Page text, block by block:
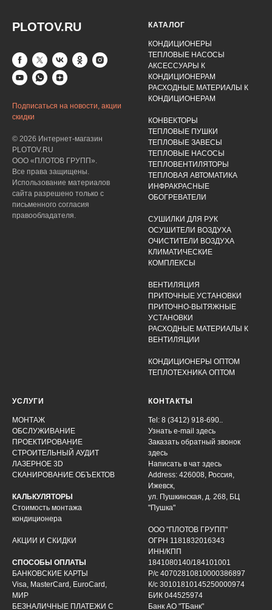
PLOTOV.RU
Подписаться на новости, акции
скидки
© 2026 Интернет-магазин
PLOTOV.RU
ООО «ПЛОТОВ ГРУПП».
Все права защищены.
Использование материалов
сайта разрешено только с
письменного согласия
правообладателя.
КАТАЛОГ
КОНДИЦИОНЕРЫ
ТЕПЛОВЫЕ НАСОСЫ
АКСЕССУАРЫ К
КОНДИЦИОНЕРАМ
РАСХОДНЫЕ МАТЕРИАЛЫ К
КОНДИЦИОНЕРАМ
КОНВЕКТОРЫ
ТЕПЛОВЫЕ ПУШКИ
ТЕПЛОВЫЕ ЗАВЕСЫ
ТЕПЛОВЫЕ НАСОСЫ
ТЕПЛОВЕНТИЛЯТОРЫ
ТЕПЛОВАЯ АВТОМАТИКА
ИНФРАКРАСНЫЕ
ОБОГРЕВАТЕЛИ
СУШИЛКИ ДЛЯ РУК
ОСУШИТЕЛИ ВОЗДУХА
ОЧИСТИТЕЛИ ВОЗДУХА
КЛИМАТИЧЕСКИЕ
КОМПЛЕКСЫ
ВЕНТИЛЯЦИЯ
ПРИТОЧНЫЕ УСТАНОВКИ
ПРИТОЧНО-ВЫТЯЖНЫЕ
УСТАНОВКИ
РАСХОДНЫЕ МАТЕРИАЛЫ К
ВЕНТИЛЯЦИИ
КОНДИЦИОНЕРЫ ОПТОМ
ТЕПЛОТЕХНИКА ОПТОМ
УСЛУГИ
МОНТАЖ
ОБСЛУЖИВАНИЕ
ПРОЕКТИРОВАНИЕ
СТРОИТЕЛЬНЫЙ АУДИТ
ЛАЗЕРНОЕ 3D
СКАНИРОВАНИЕ ОБЪЕКТОВ
КАЛЬКУЛЯТОРЫ
Стоимость монтажа
кондиционера
АКЦИИ И СКИДКИ
СПОСОБЫ ОПЛАТЫ
БАНКОВСКИЕ КАРТЫ
Visa, MasterCard, EuroCard,
МИР
БЕЗНАЛИЧНЫЕ ПЛАТЕЖИ С
КОНТАКТЫ
Tel: 8 (3412) 918-690..
Узнать e-mail здесь
Заказать обратный звонок
здесь
Написать в чат здесь
Address: 426008, Россия,
Ижевск,
ул. Пушкинская, д. 268, БЦ
"Пушка"
ООО "ПЛОТОВ ГРУПП"
ОГРН 1181832016343
ИНН/КПП
1841080140/184101001
Р/с 40702810810000386897
К/с 30101810145250000974
БИК 044525974
Банк АО "ТБанк"